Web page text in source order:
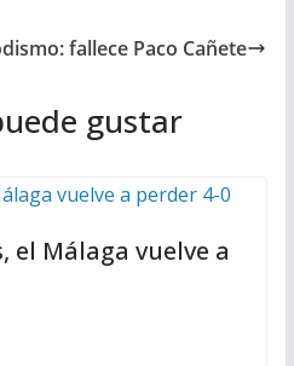
fallece Paco Cañete
gustar
el Málaga vuelve a